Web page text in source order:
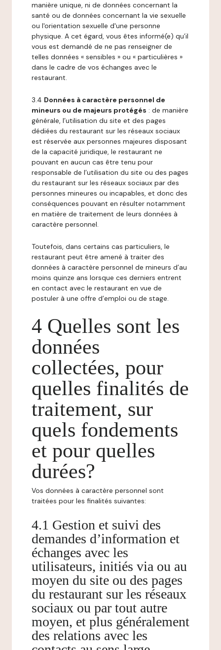
manière unique, ni de données concernant la
santé ou de données concernant la vie sexuelle
ou l'orientation sexuelle d'une personne
physique. A cet égard, vous êtes informé(e) qu’il
vous est demandé de ne pas renseigner de
telles données « sensibles » ou « particulières »
dans le cadre de vos échanges avec le
restaurant.
3.4 Données à caractère personnel de
mineurs ou de majeurs protégés : de manière
générale, l’utilisation du site et des pages
dédiées du restaurant sur les réseaux sociaux
est réservée aux personnes majeures disposant
de la capacité juridique, le restaurant ne
pouvant en aucun cas être tenu pour
responsable de l’utilisation du site ou des pages
du restaurant sur les réseaux sociaux par des
personnes mineures ou incapables, et donc des
conséquences pouvant en résulter notamment
en matière de traitement de leurs données à
caractère personnel.
Toutefois, dans certains cas particuliers, le
restaurant peut être amené à traiter des
données à caractère personnel de mineurs d’au
moins quinze ans lorsque ces derniers entrent
en contact avec le restaurant en vue de
postuler à une offre d’emploi ou de stage.
4 Quelles sont les
données
collectées, pour
quelles finalités de
traitement, sur
quels fondements
et pour quelles
durées?
Vos données à caractère personnel sont
traitées pour les finalités suivantes:
4.1 Gestion et suivi des
demandes d’information et
échanges avec les
utilisateurs, initiés via ou au
moyen du site ou des pages
du restaurant sur les réseaux
sociaux ou par tout autre
moyen, et plus généralement
des relations avec les